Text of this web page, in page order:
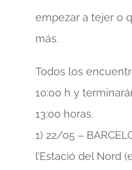
empezar a tejer o
más.
Todos los
10:00 h y
13:00 horas.
1) 22/05 –
l’Estació del Nord